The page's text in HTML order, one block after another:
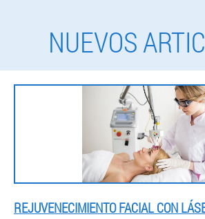
NUEVOS
REJUVENECIMIENTO FACIAL CON